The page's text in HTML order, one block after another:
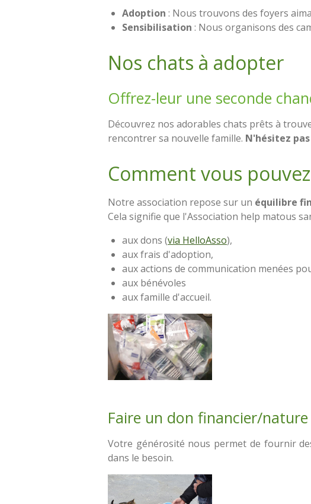
Adoption : Nous trouvons des foyers
Sensibilisation : Nous organisons des
Nos chats à adopter
Offrez-leur une seconde
Découvrez nos adorables chats prêts à
rencontrer sa nouvelle famille. N'hésitez
Comment vous
Notre association repose sur un équilibre
Cela signifie que l'Association help matous
aux dons (via HelloAsso),
aux frais d'adoption,
aux actions de communication menées
aux bénévoles
aux famille d'accueil.
Faire un don financier/nature
Votre générosité nous permet de fournir
dans le besoin.